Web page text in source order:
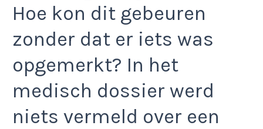
Hoe kon dit gebeuren
zonder dat er iets was
opgemerkt? In het
medisch dossier werd
niets vermeld over een